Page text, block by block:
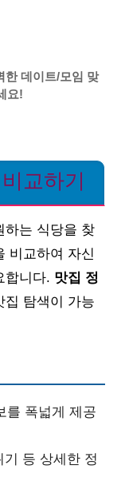
한 데이트/모임 맞
요!
교하기
하는 식당을 찾
비교하여 자신
합니다. 맛집 정
집 탐색이 가능
를 폭넓게 제공
등 상세한 정